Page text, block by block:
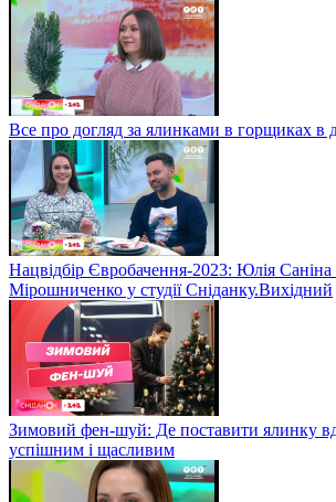
Все про догляд за ялинками в горщиках в
Нацвідбір Євробачення-2023: Юлія
Мірошниченко у студії Сніданку.Вихідний
Зимовий фен-шуй: Де поставити ялинку
успішним і щасливим